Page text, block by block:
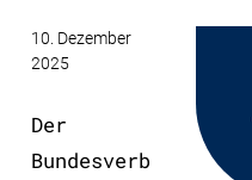
10. Dezember
2025
Der
Bundesverb